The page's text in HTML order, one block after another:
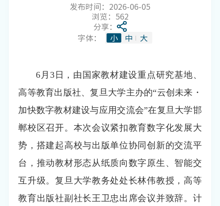
发布时间：2026-06-05
浏览： 562
分享：
字体：
小 中 大
6月3日，由国家教材建设重点研究基地、
高等教育出版社、复旦大学主办的“云创未来・
加快数字教材建设与应用交流会”在复旦大学邯
郸校区召开。本次会议紧扣教育数字化发展大
势，搭建起高校与出版单位协同创新的交流平
台，推动教材形态从纸质向数字原生、智能交
互升级。复旦大学教务处处长林伟教授，高等
教育出版社副社长王卫忠出席会议并致辞。计